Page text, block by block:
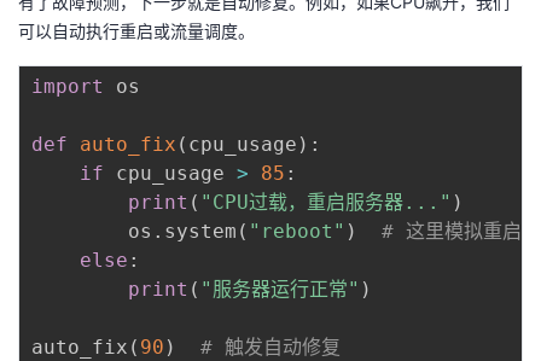
可以自动执行重启或流量调度。
import os
def auto_fix ( cpu_usage ) :
if cpu_usage > 85 :
print ( "CPU过载，重启服务器..." )
        os
. system ( "reboot" )
# 这里模拟重启
else :
print ( "服务器运行正常" )
auto_fix ( 90 ) # 触发自动修复